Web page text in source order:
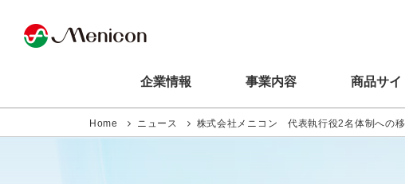
企業情報 事業内容 商品サイ
Home ニュース 株式会社メニコン 代表執行役2名体制への